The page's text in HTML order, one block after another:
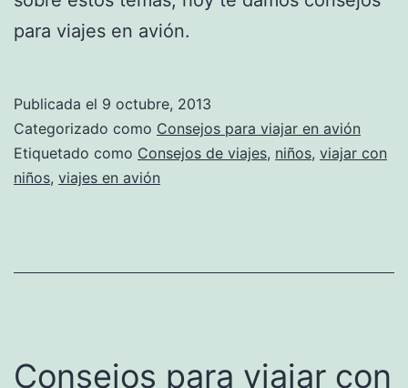
para viajes en avión.
Publicada el 9 octubre, 2013
Categorizado como Consejos para viajar en avión
Etiquetado como Consejos de viajes, niños, viajar con
niños, viajes en avión
Consejos para viajar con